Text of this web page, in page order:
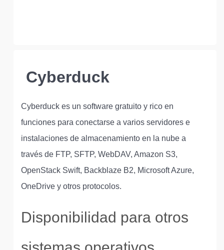
Cyberduck
Cyberduck es un software gratuito y rico en
funciones para conectarse a varios servidores e
instalaciones de almacenamiento en la nube a
través de FTP, SFTP, WebDAV, Amazon S3,
OpenStack Swift, Backblaze B2, Microsoft Azure,
OneDrive y otros protocolos.
Disponibilidad para otros